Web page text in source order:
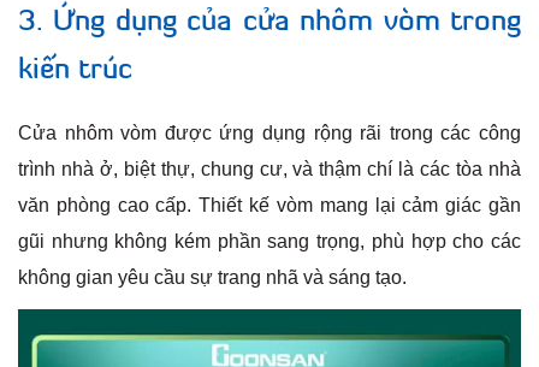
3. Ứng dụng của cửa nhôm vòm trong
kiến trúc
Cửa nhôm vòm được ứng dụng rộng rãi trong các công
trình nhà ở, biệt thự, chung cư, và thậm chí là các tòa nhà
văn phòng cao cấp. Thiết kế vòm mang lại cảm giác gần
gũi nhưng không kém phần sang trọng, phù hợp cho các
không gian yêu cầu sự trang nhã và sáng tạo.